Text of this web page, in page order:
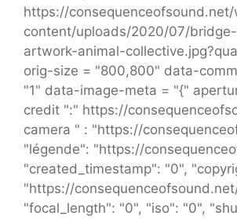
https://
content/uploads/2020/07/
artwork-animal-
orig-size = "800,800" data-
"1" data-image-meta = "{"
credit ":" https://
camera " : "https://
"légende": "https://
"created_timestamp": "0",
"https://
"focal_length": "0", "iso": "0",